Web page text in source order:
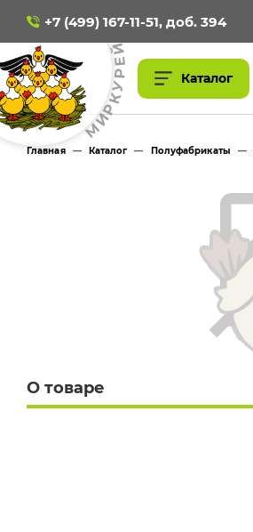
+7 (499) 167-11-51, доб. 394
МИ
Р
К
У
Р
Е
Й
Главная — Каталог — Полуфабрикаты —
О товаре